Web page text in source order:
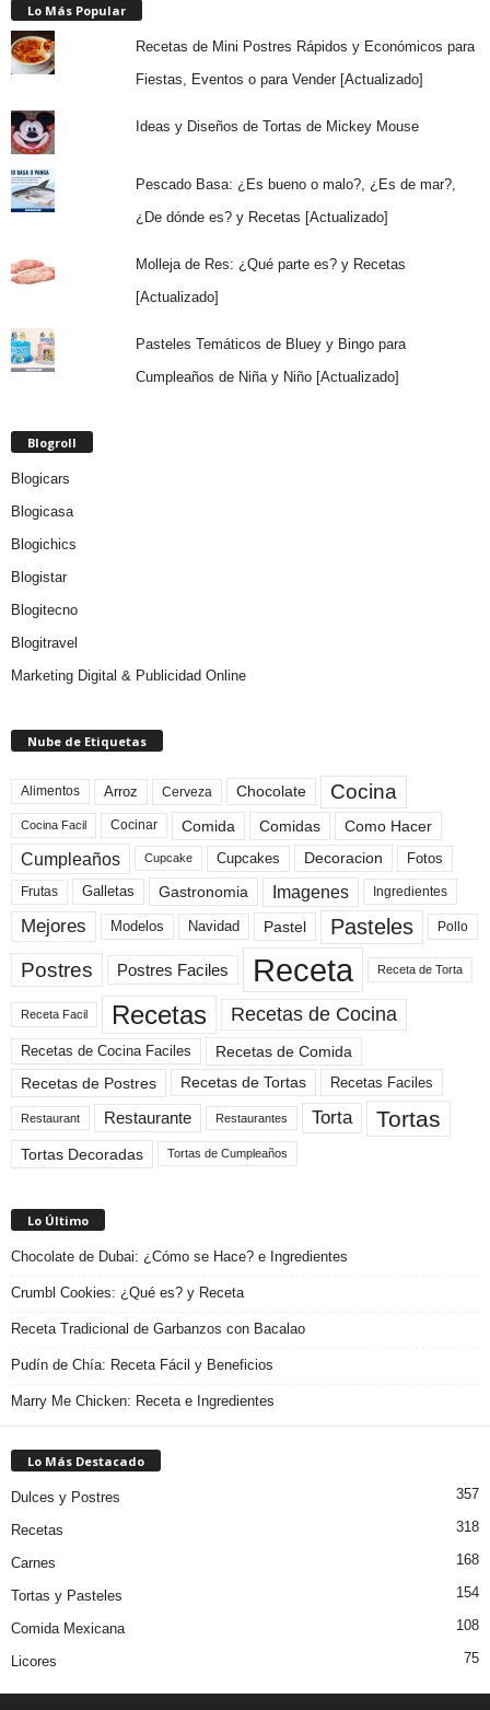
Lo Más Popular
Recetas de Mini Postres Rápidos y Económicos para
Fiestas, Eventos o para Vender [Actualizado]
Ideas y Diseños de Tortas de Mickey Mouse
Pescado Basa: ¿Es bueno o malo?, ¿Es de mar?,
¿De dónde es? y Recetas [Actualizado]
Molleja de Res: ¿Qué parte es? y Recetas
[Actualizado]
Pasteles Temáticos de Bluey y Bingo para
Cumpleaños de Niña y Niño [Actualizado]
Blogroll
Blogicars
Blogicasa
Blogichics
Blogistar
Blogitecno
Blogitravel
Marketing Digital & Publicidad Online
Nube de Etiquetas
Alimentos Arroz Cerveza Chocolate Cocina
Cocina Facil Cocinar Comida Comidas Como Hacer
Cumpleaños Cupcake Cupcakes Decoracion Fotos
Frutas Galletas Gastronomia Imagenes Ingredientes
Mejores Modelos Navidad Pastel Pasteles Pollo
Postres Postres Faciles Receta Receta de Torta
Receta Facil Recetas Recetas de Cocina
Recetas de Cocina Faciles
Recetas de Comida
Recetas de Postres
Recetas de Tortas Recetas Faciles
Restaurant Restaurante Restaurantes Torta Tortas
Tortas Decoradas Tortas de Cumpleaños
Lo Último
Chocolate de Dubai: ¿Cómo se Hace? e Ingredientes
Crumbl Cookies: ¿Qué es? y Receta
Receta Tradicional de Garbanzos con Bacalao
Pudín de Chía: Receta Fácil y Beneficios
Marry Me Chicken: Receta e Ingredientes
Lo Más Destacado
Dulces y Postres 357
Recetas 318
Carnes 168
Tortas y Pasteles 154
Comida Mexicana 108
Licores 75